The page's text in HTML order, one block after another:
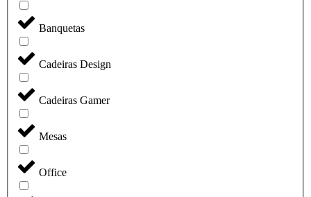
Banquetas
Cadeiras Design
Cadeiras Gamer
Mesas
Office